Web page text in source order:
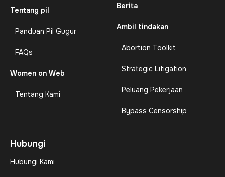
Tentang pil
Panduan Pil Gugur
FAQs
Women on Web
Tentang Kami
Berita
Ambil tindakan
Abortion Toolkit
Strategic Litigation
Peluang Pekerjaan
Bypass Censorship
Hubungi
Hubungi Kami